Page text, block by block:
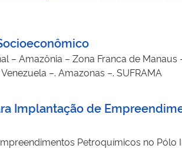
– Amazônia – Zona Franca de
–. Amazonas –. SUFRAMA
Implantação de
Petroquímicos no Pólo